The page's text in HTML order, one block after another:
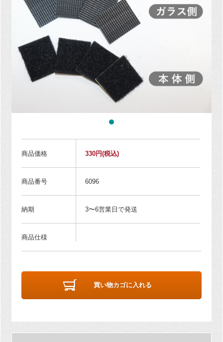
商品価格 330円(税込)
商品番号 6096
納期 3〜6営業日で発送
商品仕様
買い物カゴに入れる